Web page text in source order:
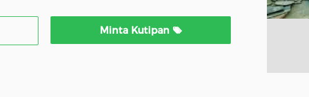
Minta Kutipan